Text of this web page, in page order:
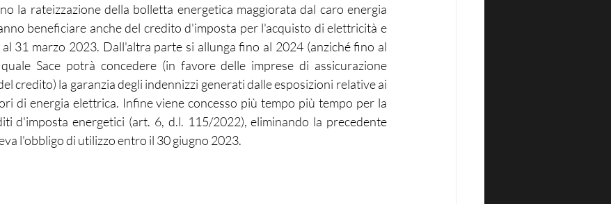
la rateizzazione della bolletta energetica maggiorata dal caro energia
beneficiare anche del credito d'imposta per l'acquisto di elettricità e
31 marzo 2023. Dall'altra parte si allunga fino al 2024 (anziché fino al
Sace potrà concedere (in favore delle imprese di assicurazione
credito) la garanzia degli indennizzi generati dalle esposizioni relative ai
di energia elettrica. Infine viene concesso più tempo più tempo per la
d'imposta energetici (art. 6, d.l. 115/2022), eliminando la precedente
l'obbligo di utilizzo entro il 30 giugno 2023.